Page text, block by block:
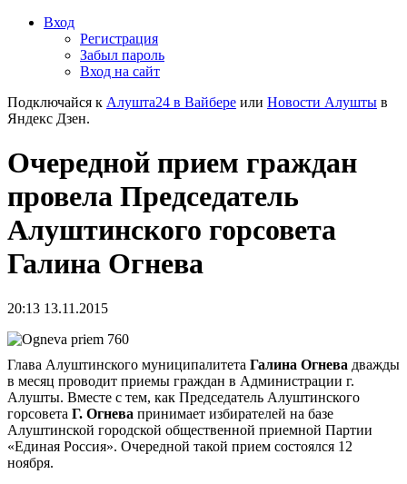
Вход
Регистрация
Забыл пароль
Вход на сайт
Подключайся к Алушта24 в Вайбере или Новости Алушты в
Яндекс Дзен.
Очередной прием граждан
провела Председатель
Алуштинского горсовета
Галина Огнева
20:13 13.11.2015
Глава Алуштинского муниципалитета Галина Огнева дважды
в месяц проводит приемы граждан в Администрации г.
Алушты. Вместе с тем, как Председатель Алуштинского
горсовета Г. Огнева принимает избирателей на базе
Алуштинской городской общественной приемной Партии
«Единая Россия». Очередной такой прием состоялся 12
ноября.